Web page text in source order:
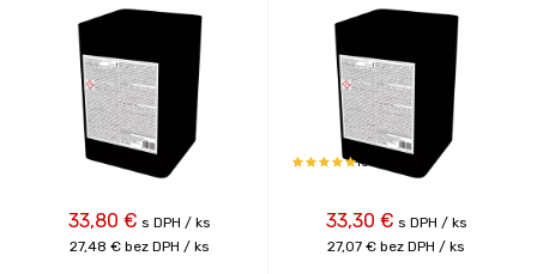
33,80 € s DPH / ks
27,48 € bez DPH / ks
100%
33,30 € s DPH / ks
27,07 € bez DPH / ks